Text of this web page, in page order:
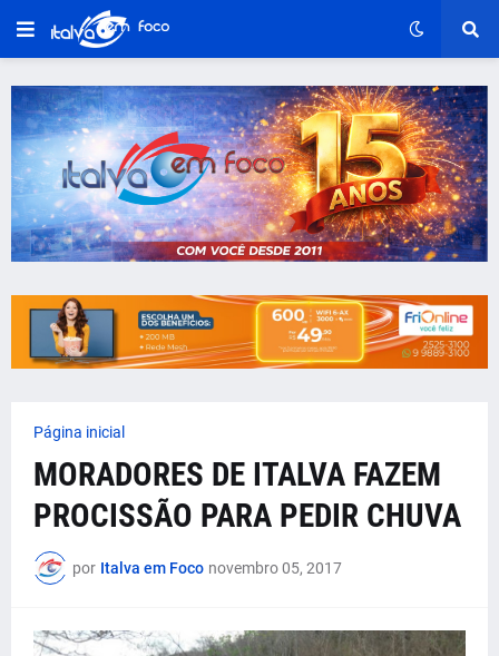
Página inicial
MORADORES DE ITALVA FAZEM
PROCISSÃO PARA PEDIR CHUVA
por Italva em Foco novembro 05, 2017